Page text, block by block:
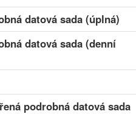
datová sada (úplná)
datová sada (denní
podrobná datová sada